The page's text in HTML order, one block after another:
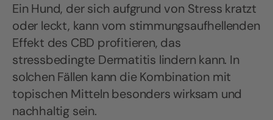
Ein Hund, der sich aufgrund von Stress kratzt
oder leckt, kann vom stimmungsaufhellenden
Effekt des CBD profitieren, das
stressbedingte Dermatitis lindern kann. In
solchen Fällen kann die Kombination mit
topischen Mitteln besonders wirksam und
nachhaltig sein.